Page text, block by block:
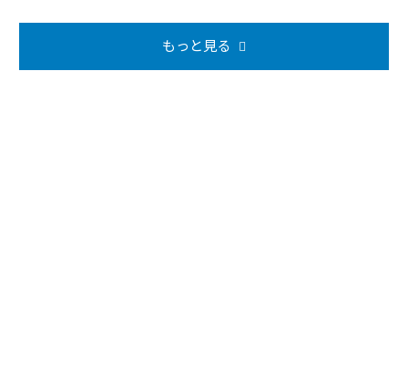
もっと見る